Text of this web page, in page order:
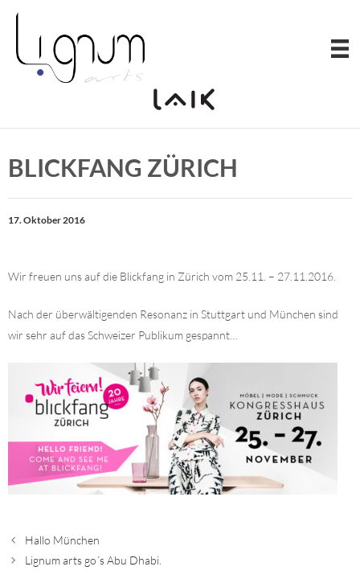
Zum
springen
BLICKFANG ZÜRICH
17. Oktober 2016
Wir freuen uns auf die Blickfang in Zürich vom 25.11. – 27.11.2016.
Nach der überwältigenden Resonanz in Stuttgart und München sind
wir sehr auf das Schweizer Publikum gespannt…
Hallo München
Lignum arts go´s Abu Dhabi.